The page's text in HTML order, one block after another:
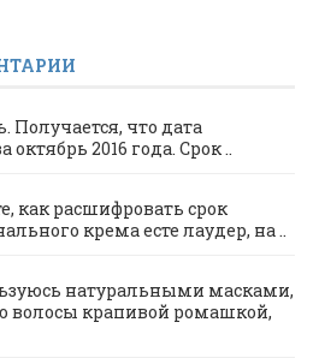
Получается, что дата
октябрь 2016 года. Срок ..
как расшифровать срок
крема есте лаудер, на ..
натуральными масками,
волосы крапивой ромашкой,